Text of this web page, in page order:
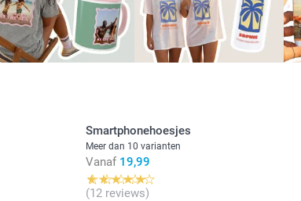
Smartphonehoesjes
Meer dan 10 varianten
Vanaf 19,99
(12 reviews)